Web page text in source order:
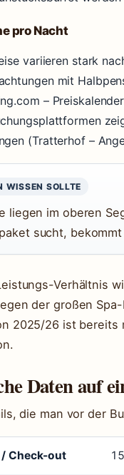
pro Nacht
variieren stark
mit
–
(Tratterhof –
WISSEN SOLLTE
liegen im oberen
sucht,
Verhältnis
der großen
2025/26 ist bereits
Daten auf
die man vor der
Check-out